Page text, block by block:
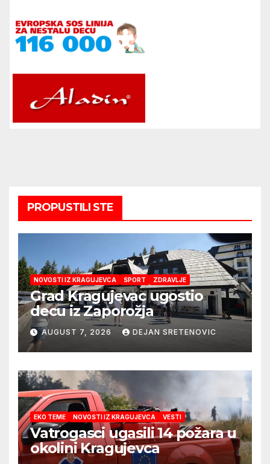
PROPUSTILI STE
NOVOSTI IZ KRAGUJEVCA SPORT ZDRAVLJE
Grad Kragujevac ugostio
decu iz Zaporožja
AUGUST 7, 2026 DEJAN SRETENOVIC
EKO TEME NOVOSTI IZ KRAGUJEVCA VESTI
Vatrogasci ugasili 14 požara u
okolini Kragujevca